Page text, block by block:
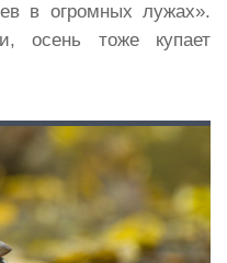
в огромных лужах».
осень тоже купает